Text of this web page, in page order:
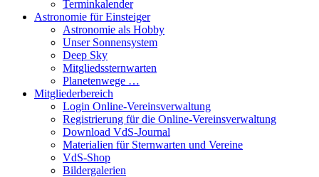
Terminkalender
Astronomie für Einsteiger
Astronomie als Hobby
Unser Sonnensystem
Deep Sky
Mitgliedssternwarten
Planetenwege …
Mitgliederbereich
Login Online-Vereinsverwaltung
Registrierung für die Online-Vereinsverwaltung
Download VdS-Journal
Materialien für Sternwarten und Vereine
VdS-Shop
Bildergalerien